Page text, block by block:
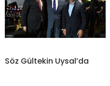
Söz Gültekin Uysal’da